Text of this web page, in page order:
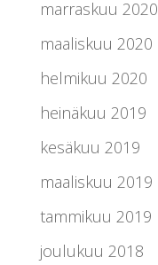
marraskuu 2020
maaliskuu 2020
helmikuu 2020
heinäkuu 2019
kesäkuu 2019
maaliskuu 2019
tammikuu 2019
joulukuu 2018